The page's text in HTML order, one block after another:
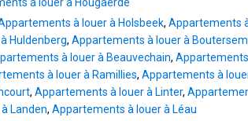
garage rechtstreeks tot aan het appartement
De ligging in het centrum van Hoegaarden
plaatje compleet: je woont op fiets/
van een groot park, een warme bakker,
supermarkten, gezellige restaurants, een
Italiaanse delicatessenzaak en sportclubs.
fietsliefhebbers is de Ravel Hoegaarden-
à louer à Holsbeek, Appartements
Huldenberg, Appartements à louer à Boutersem
à louer à Beauvechain,
à louer à Ramillies, Appartements à
, Appartements à louer à Linter,
Landen, Appartements à louer à Léau